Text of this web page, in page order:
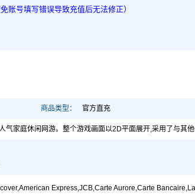
账号填写错误导致充值后无法修正）
商品类型： 官方直充
家庭休闲网游。整个游戏画面以2D平面展开,采用了与其
Express,JCB,Carte Aurore,Carte